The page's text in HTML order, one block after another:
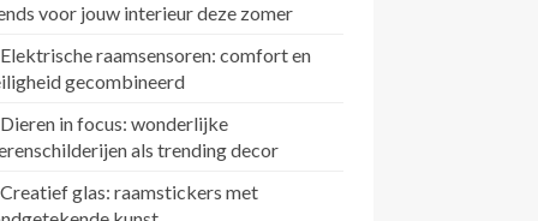
voor jouw interieur deze zomer
Elektrische raamsensoren: comfort en
gecombineerd
Dieren in focus: wonderlijke
als trending decor
Creatief glas: raamstickers met